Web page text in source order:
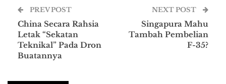
PREV POST
China Secara Rahsia
Letak “Sekatan
Teknikal” Pada Dron
Buatannya
NEXT POST
Singapura Mahu
Tambah Pembelian
F-35?